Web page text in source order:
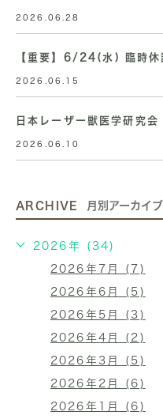
2026.06.28
【重要】6/24(水) 臨時休
2026.06.15
日本レーザー獣医学研究会
2026.06.10
ARCHIVE 月別アーカイブ
2026年 (34)
2026年7月 (7)
2026年6月 (5)
2026年5月 (3)
2026年4月 (2)
2026年3月 (5)
2026年2月 (6)
2026年1月 (6)